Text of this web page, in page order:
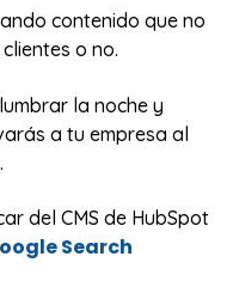
contenido que no
o no.
la noche y
a tu empresa al
del CMS de HubSpot
Search